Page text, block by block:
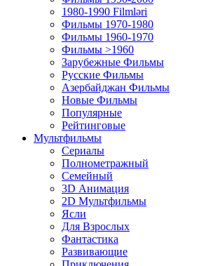
1980-1990 Filmləri
Фильмы 1970-1980
Фильмы 1960-1970
Фильмы >1960
Зарубежные Фильмы
Русские Фильмы
Азербайджан Фильмы
Новые Фильмы
Популярные
Рейтинговые
Мультфильмы
Сериалы
Полнометражный
Семейный
3D Анимация
2D Мультфильмы
Ясли
Для Взрослых
Фантастика
Развивающие